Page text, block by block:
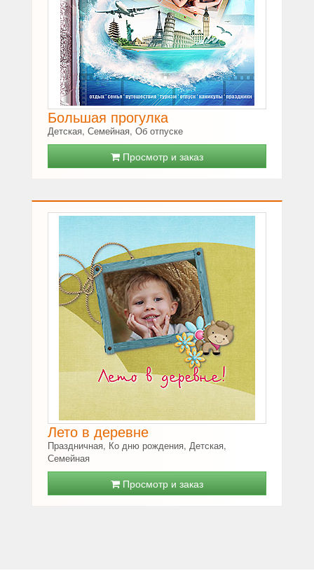
Большая прогулка
Детская, Семейная, Об отпуске
Просмотр и заказ
Лето в деревне
Праздничная, Ко дню рождения, Детская,
Семейная
Просмотр и заказ